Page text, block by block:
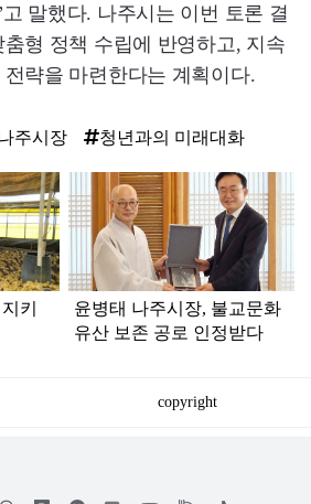
말했다. 나주시는 이번 토론 결
형 정책 수립에 반영하고, 지속
략을 마련한다는 계획이다.
주시장 청년과의 미래대화
키
윤병태 나주시장, 불교문화
유산 보존 공로 인정받다
copyright